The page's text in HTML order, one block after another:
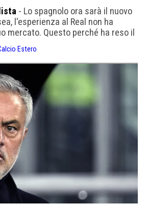
- Lo spagnolo ora sarà il nuovo
l'esperienza al Real non ha
mercato. Questo perché ha reso il
di Vinicius, Mbappé e co.
Estero